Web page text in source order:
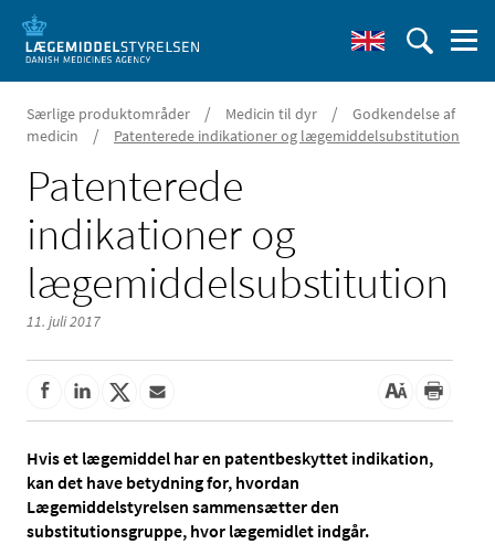
Særlige produktområder / Medicin til dyr /
Godkendelse af
medicin
/ Patenterede indikationer og lægemiddelsubstitution
Patenterede
indikationer og
lægemiddelsubstitution
11. juli 2017
Hvis et lægemiddel har en patentbeskyttet indikation,
kan det have betydning for, hvordan
Lægemiddelstyrelsen sammensætter den
substitutionsgruppe, hvor lægemidlet indgår.